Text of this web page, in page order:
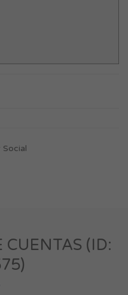
Social
(ID: